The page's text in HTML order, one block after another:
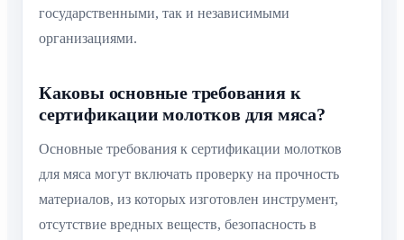
государственными, так и независимыми
организациями.
Каковы основные требования к
сертификации молотков для мяса?
Основные требования к сертификации молотков
для мяса могут включать проверку на прочность
материалов, из которых изготовлен инструмент,
отсутствие вредных веществ, безопасность в